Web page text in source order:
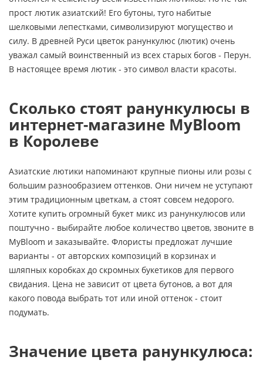
прост лютик азиатский! Его бутоны, туго набитые
шелковыми лепестками, символизируют могущество и
силу. В древней Руси цветок ранункулюс (лютик) очень
уважал самый воинственный из всех старых богов - Перун.
В настоящее время лютик - это символ власти красоты.
Сколько стоят ранункулюсы в
интернет-магазине MyBloom
в Королеве
Азиатские лютики напоминают крупные пионы или розы с
большим разнообразием оттенков. Они ничем не уступают
этим традиционным цветкам, а стоят совсем недорого.
Хотите купить огромный букет микс из ранункулюсов или
поштучно - выбирайте любое количество цветов, звоните в
MyBloom и заказывайте. Флористы предложат лучшие
варианты - от авторских композиций в корзинах и
шляпных коробках до скромных букетиков для первого
свидания. Цена не зависит от цвета бутонов, а вот для
какого повода выбрать тот или иной оттенок - стоит
подумать.
Значение цвета ранункулюса: